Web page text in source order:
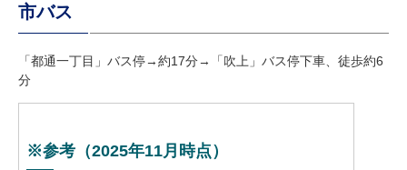
市バス
「都通一丁目」バス停→約17分→「吹上」バス停下車、徒歩約6
分
※参考（2025年11月時点）